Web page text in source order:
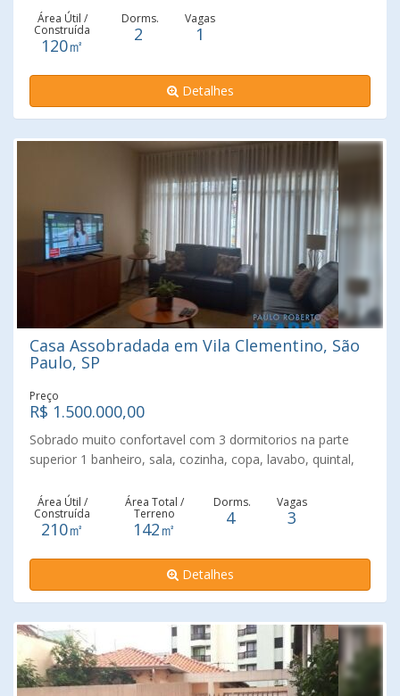
Área Útil /
Construída
120㎡
Dorms.
2
Vagas
1
Detalhes
Casa Assobradada em Vila Clementino, São
Paulo, SP
Preço
R$ 1.500.000,00
Sobrado muito confortavel com 3 dormitorios na parte
superior 1 banheiro, sala, cozinha, copa, lavabo, quintal,
dormitorio, cozinha, banheiro e lavanderia, totalmente
independente. Manutenção em perfeitas condições,
ensolarada, arejada.
Área Útil /
Construída
210㎡
Área Total /
Terreno
142㎡
Dorms.
4
Vagas
3
Detalhes